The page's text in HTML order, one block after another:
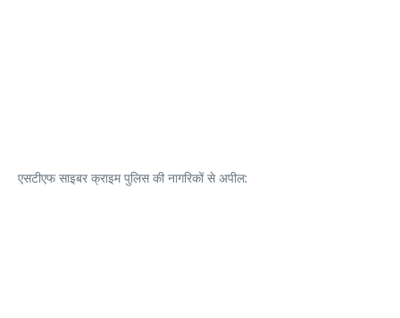
एसटीएफ साइबर क्राइम पुलिस की नागरिकों से अपील: